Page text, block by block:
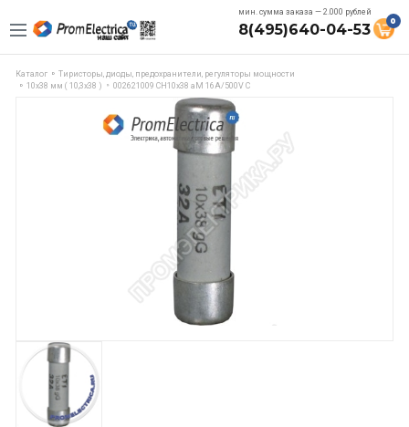
мин. сумма заказа — 2.000 рублей
8(495)640-04-53 0
Каталог
Тиристоры, диоды, предохранители, регуляторы мощности
10х38 мм ( 10,3х38 )
002621009 CH10x38 aM 16A/500V C